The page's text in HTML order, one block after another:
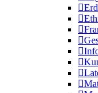







